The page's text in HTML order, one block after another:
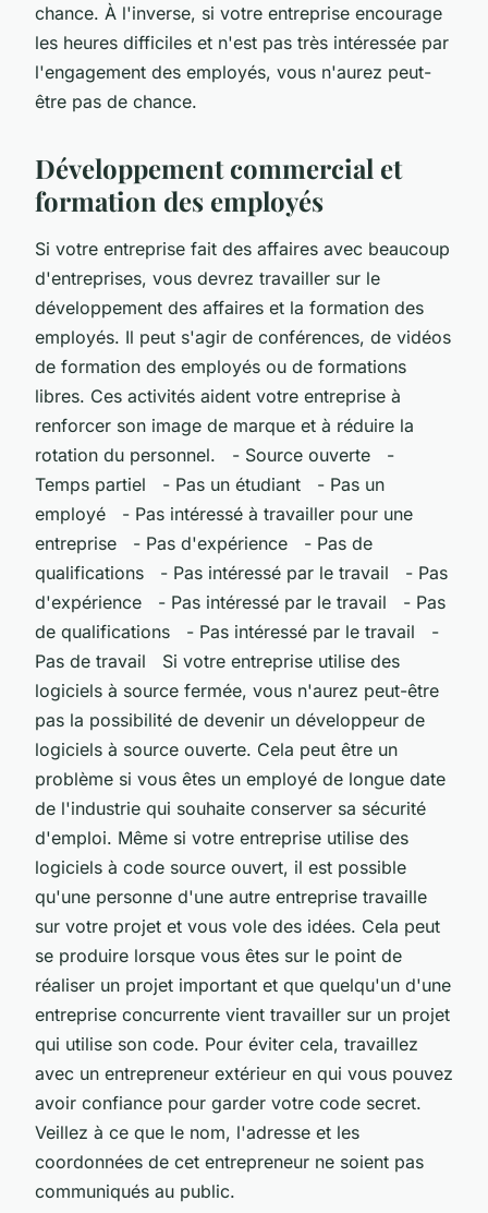
chance. À l'inverse, si votre entreprise encourage
les heures difficiles et n'est pas très intéressée par
l'engagement des employés, vous n'aurez peut-
être pas de chance.
Développement commercial et
formation des employés
Si votre entreprise fait des affaires avec beaucoup
d'entreprises, vous devrez travailler sur le
développement des affaires et la formation des
employés. Il peut s'agir de conférences, de vidéos
de formation des employés ou de formations
libres. Ces activités aident votre entreprise à
renforcer son image de marque et à réduire la
rotation du personnel. - Source ouverte -
Temps partiel - Pas un étudiant - Pas un
employé - Pas intéressé à travailler pour une
entreprise - Pas d'expérience - Pas de
qualifications - Pas intéressé par le travail - Pas
d'expérience - Pas intéressé par le travail - Pas
de qualifications - Pas intéressé par le travail -
Pas de travail Si votre entreprise utilise des
logiciels à source fermée, vous n'aurez peut-être
pas la possibilité de devenir un développeur de
logiciels à source ouverte. Cela peut être un
problème si vous êtes un employé de longue date
de l'industrie qui souhaite conserver sa sécurité
d'emploi. Même si votre entreprise utilise des
logiciels à code source ouvert, il est possible
qu'une personne d'une autre entreprise travaille
sur votre projet et vous vole des idées. Cela peut
se produire lorsque vous êtes sur le point de
réaliser un projet important et que quelqu'un d'une
entreprise concurrente vient travailler sur un projet
qui utilise son code. Pour éviter cela, travaillez
avec un entrepreneur extérieur en qui vous pouvez
avoir confiance pour garder votre code secret.
Veillez à ce que le nom, l'adresse et les
coordonnées de cet entrepreneur ne soient pas
communiqués au public.